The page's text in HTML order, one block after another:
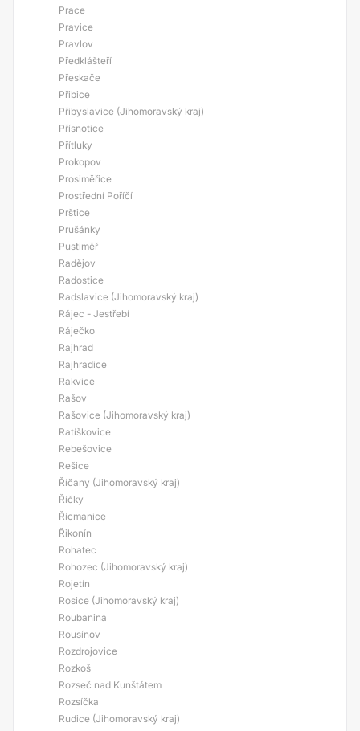
Prace
Pravice
Pravlov
Předklášteří
Přeskače
Přibice
Přibyslavice (Jihomoravský kraj)
Přísnotice
Přítluky
Prokopov
Prosiměřice
Prostřední Poříčí
Prštice
Prušánky
Pustiměř
Radějov
Radostice
Radslavice (Jihomoravský kraj)
Rájec - Jestřebí
Ráječko
Rajhrad
Rajhradice
Rakvice
Rašov
Rašovice (Jihomoravský kraj)
Ratíškovice
Rebešovice
Rešice
Říčany (Jihomoravský kraj)
Říčky
Řícmanice
Řikonín
Rohatec
Rohozec (Jihomoravský kraj)
Rojetín
Rosice (Jihomoravský kraj)
Roubanina
Rousínov
Rozdrojovice
Rozkoš
Rozseč nad Kunštátem
Rozsíčka
Rudice (Jihomoravský kraj)